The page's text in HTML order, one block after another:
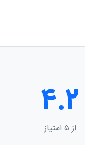
۴.۲
از ۵ امتیاز